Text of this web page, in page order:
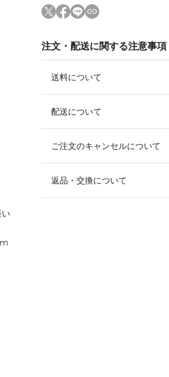
注文・配送に関する注意事項
送料について
配送について
ご注文のキャンセルについて
返品・交換について
い